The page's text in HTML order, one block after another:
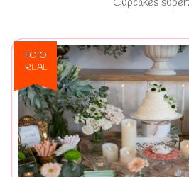
FOTO
REAL
Ver Tarta